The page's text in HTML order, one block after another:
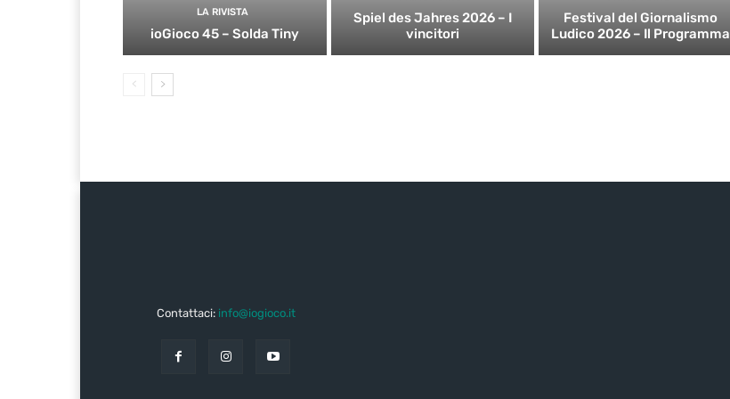
LA RIVISTA
ioGioco 45 – Solda Tiny
Spiel des Jahres 2026 – I
vincitori
Festival del Giornalismo
Ludico 2026 – Il Programma
Contattaci: info@iogioco.it